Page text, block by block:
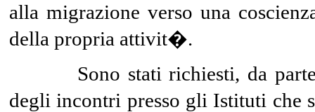
alla migrazione verso una
della propria attivit�.
Sono stati richiesti, da parte
degli incontri presso gli Istituti che